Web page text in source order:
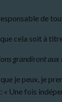
de
cela soit à
grandiront aux
je peux, je
Une fois